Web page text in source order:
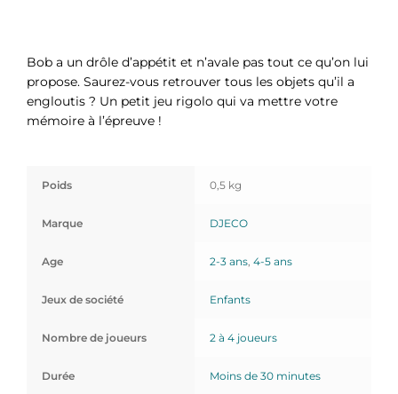
Bob a un drôle d’appétit et n’avale pas tout ce qu’on lui
propose. Saurez-vous retrouver tous les objets qu’il a
engloutis ? Un petit jeu rigolo qui va mettre votre
mémoire à l’épreuve !
Poids 0,5 kg
Marque DJECO
Age 2-3 ans, 4-5 ans
Jeux de société Enfants
Nombre de joueurs 2 à 4 joueurs
Durée Moins de 30 minutes